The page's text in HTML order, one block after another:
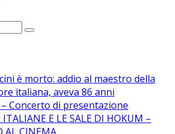
è morto: addio al maestro della
italiana, aveva 86 anni
– Concerto di presentazione
ITALIANE E LE SALE DI HOKUM –